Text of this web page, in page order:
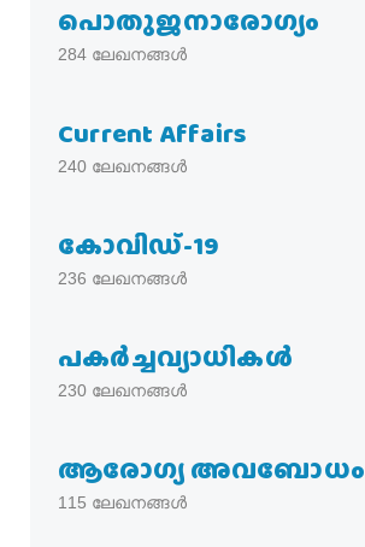
പൊതുജനാരോഗ്യം
284 ലേഖനങ്ങൾ
Current Affairs
240 ലേഖനങ്ങൾ
കോവിഡ്-19
236 ലേഖനങ്ങൾ
പകര്‍ച്ചവ്യാധികള്‍
230 ലേഖനങ്ങൾ
ആരോഗ്യ അവബോധം
115 ലേഖനങ്ങൾ